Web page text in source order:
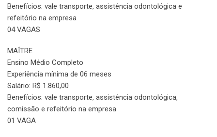
Benefícios: vale transporte, assistência odontológica e
refeitório na empresa
04 VAGAS
MAÎTRE
Ensino Médio Completo
Experiência mínima de 06 meses
Salário: R$ 1.860,00
Benefícios: vale transporte, assistência odontológica,
comissão e refeitório na empresa
01 VAGA